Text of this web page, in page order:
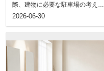
際、建物に必要な駐車場の考え方
まで意識する方は多くありませ
2026-06-30